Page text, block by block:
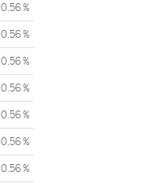
0.56 %
0.56 %
0.56 %
0.56 %
0.56 %
0.56 %
0.56 %